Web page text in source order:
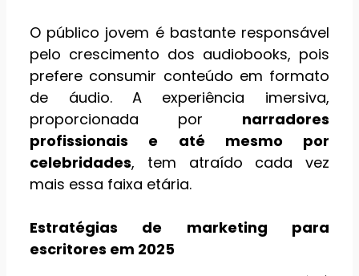
O público jovem é bastante responsável
pelo crescimento dos audiobooks, pois
prefere consumir conteúdo em formato
de áudio. A experiência imersiva,
proporcionada por narradores
profissionais e até mesmo por
celebridades, tem atraído cada vez
mais essa faixa etária.
Estratégias de marketing para
escritores em 2025